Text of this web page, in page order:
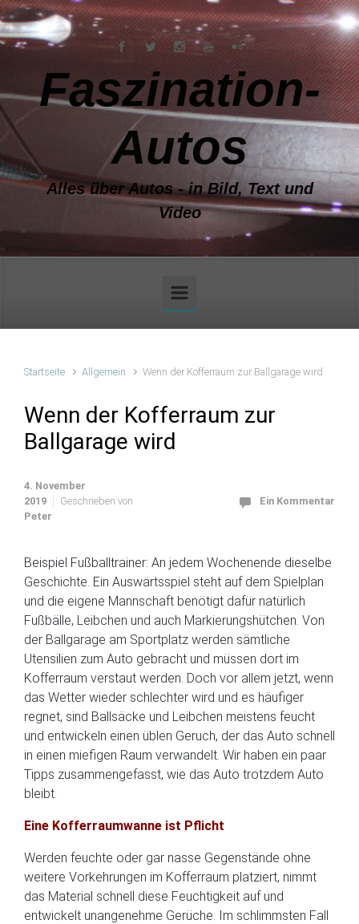
Zum Hauptinhalt springen
Faszination-
Autos
Alles über Autos - in Bild, Text und
Video
Startseite Allgemein Wenn der Kofferraum zur Ballgarage wird
Wenn der Kofferraum zur
Ballgarage wird
4. November
2019
Geschrieben von
Peter
Ein Kommentar
Beispiel Fußballtrainer: An jedem Wochenende dieselbe
Geschichte. Ein Auswärtsspiel steht auf dem Spielplan
und die eigene Mannschaft benötigt dafür natürlich
Fußbälle, Leibchen und auch Markierungshütchen. Von
der Ballgarage am Sportplatz werden sämtliche
Utensilien zum Auto gebracht und müssen dort im
Kofferraum verstaut werden. Doch vor allem jetzt, wenn
das Wetter wieder schlechter wird und es häufiger
regnet, sind Ballsäcke und Leibchen meistens feucht
und entwickeln einen üblen Geruch, der das Auto schnell
in einen miefigen Raum verwandelt. Wir haben ein paar
Tipps zusammengefasst, wie das Auto trotzdem Auto
bleibt.
Eine Kofferraumwanne ist Pflicht
Werden feuchte oder gar nasse Gegenstände ohne
weitere Vorkehrungen im Kofferraum platziert, nimmt
das Material schnell diese Feuchtigkeit auf und
entwickelt unangenehme Gerüche. Im schlimmsten Fall